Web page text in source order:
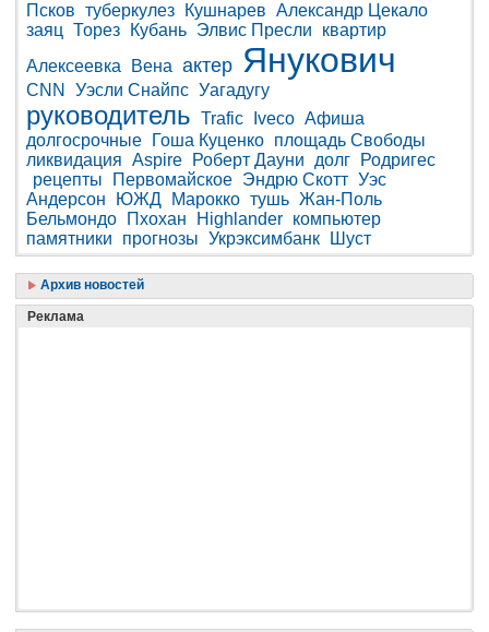
Псков туберкулез Кушнарев Александр Цекало
заяц Торез Кубань Элвис Пресли
квартир
Алексеевка
Вена актер Янукович
CNN Уэсли Снайпс Уагадугу
руководитель Trafic Iveco Афиша
долгосрочные
Гоша Куценко площадь Свободы
ликвидация Aspire Роберт Дауни долг
Родригес
рецепты
Первомайское Эндрю Скотт Уэс
Андерсон
ЮЖД Марокко тушь Жан-Поль
Бельмондо
Пхохан Highlander компьютер
памятники
прогнозы Укрэксимбанк Шуст
Архив новостей
Реклама